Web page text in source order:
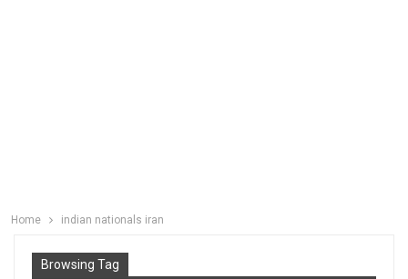
Home indian nationals iran
Browsing Tag